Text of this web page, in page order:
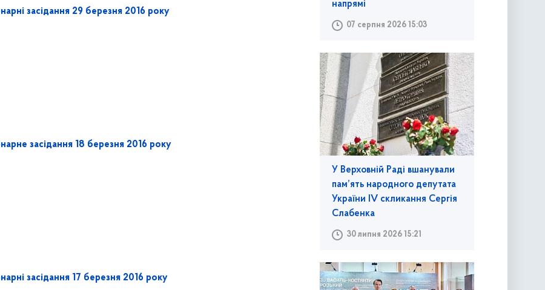
засідання 29 березня 2016 року
засідання 18 березня 2016 року
засідання 17 березня 2016 року
напрямі
07 серпня 2026 15:03
У Верховній Раді вшанували
пам’ять народного депутата
України IV скликання Сергія
Слабенка
30 липня 2026 15:21